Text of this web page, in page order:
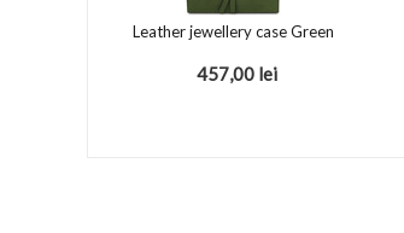
Leather jewellery case Green
457,00 lei